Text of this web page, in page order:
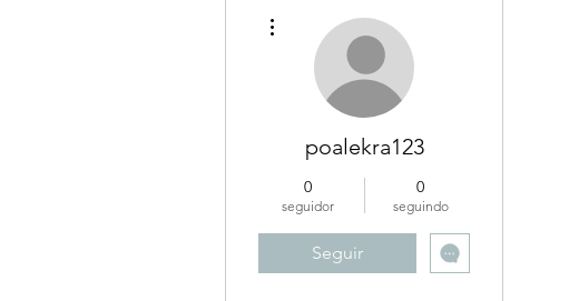
poalekra123
0
seguidor
0
seguindo
Seguir